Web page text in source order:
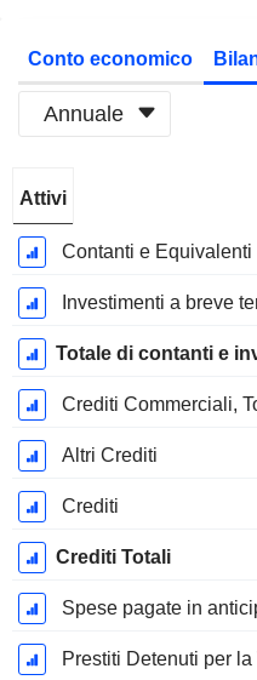
Conto economico
Annuale
Fiscale:
Dicembre
Attivi
Contanti e Equivalenti
Investimenti a breve
Crediti Commerciali,
Altri Crediti
Crediti
Crediti Totali
Spese pagate in
Prestiti Detenuti per la